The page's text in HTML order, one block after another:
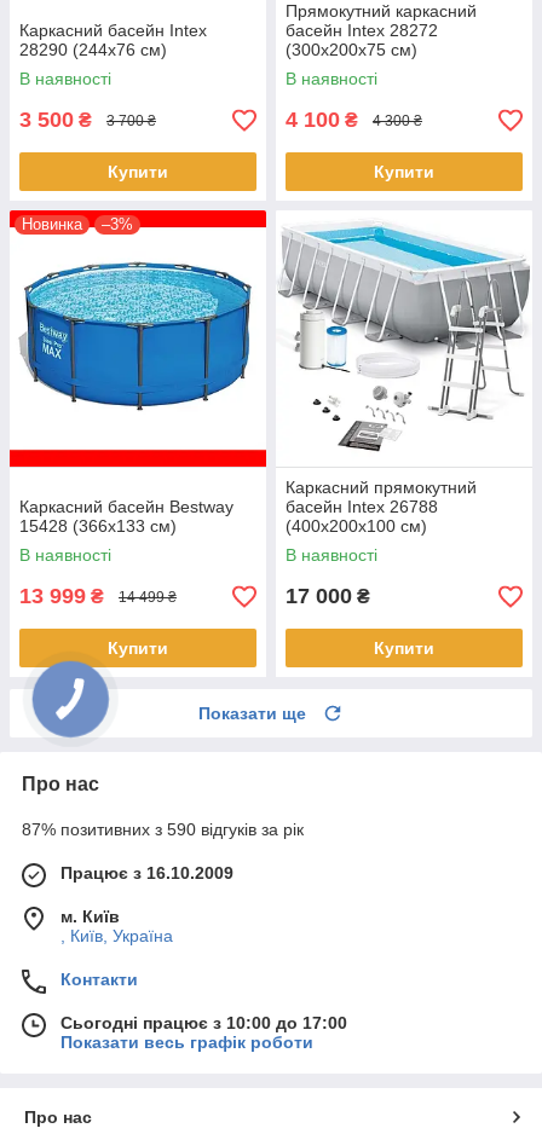
Каркасний басейн Intex
28290 (244х76 см)
В наявності
3 500 ₴ 3 700 ₴
Купити
Прямокутний каркасний
басейн Intex 28272
(300х200х75 см)
В наявності
4 100 ₴ 4 300 ₴
Купити
Новинка –3%
Каркасний басейн Bestway
15428 (366х133 см)
В наявності
13 999 ₴ 14 499 ₴
Купити
Каркасний прямокутний
басейн Intex 26788
(400х200х100 см)
(Картриджний фільтр-насос
2006 л/год, драбина)
В наявності
17 000 ₴
Купити
Показати ще
Про нас
87% позитивних з 590 відгуків за рік
Працює з 16.10.2009
м. Київ
, Київ, Україна
Контакти
Сьогодні працює з 10:00 до 17:00
Показати весь графік роботи
Про нас